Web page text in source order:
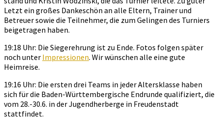
Letzt ein großes Dankeschön an alle Eltern, Trainer und
Betreuer sowie die Teilnehmer, die zum Gelingen des Turniers
beigetragen haben.
19:18 Uhr: Die Siegerehrung ist zu Ende. Fotos folgen später
noch unter Impressionen. Wir wünschen alle eine gute
Heimreise.
19:16 Uhr: Die ersten drei Teams in jeder Altersklasse haben
sich für die Baden-Württembergische Endrunde qualifiziert, die
vom 28.-30.6. in der Jugendherberge in Freudenstadt
stattfindet.